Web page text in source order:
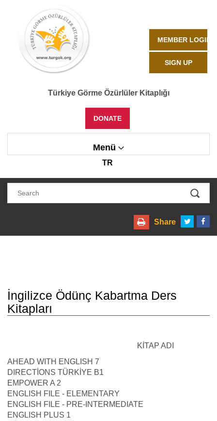
Türkiye Görme Özürlüler Kitaplığı
DONATE
Menü
TR
MEMBER LOGIN
SIGN UP
Share
İngilizce Ödünç Kabartma Ders
Kitapları
KİTAP ADI
AHEAD WITH ENGLISH 7
DIRECTİONS TÜRKİYE B1
EMPOWER A 2
ENGLISH FILE - ELEMENTARY
ENGLISH FILE - PRE-INTERMEDIATE
ENGLISH PLUS 1